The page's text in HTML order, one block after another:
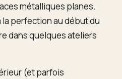
métalliques planes.
la perfection au début du
dans quelques ateliers
(et parfois